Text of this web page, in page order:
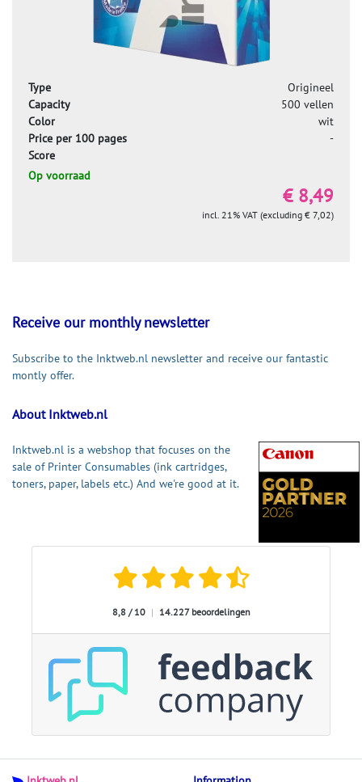
Type
Origineel
Capacity
500 vellen
Color
wit
Price per 100 pages
-
Score
Op voorraad
€ 8,49
incl. 21% VAT (excluding € 7,02)
Receive our monthly newsletter
Subscribe to the Inktweb.nl newsletter and receive our fantastic
montly offer.
About Inktweb.nl
Inktweb.nl is a webshop that focuses on the
sale of Printer Consumables (ink cartridges,
toners, paper, labels etc.) And we're good at it.
8,8 / 10 | 14.227 beoordelingen